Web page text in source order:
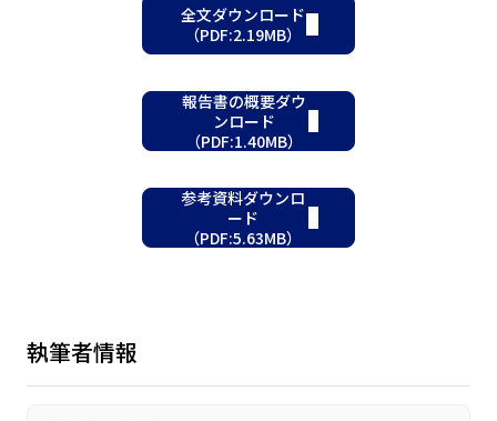
全文ダウンロード
（PDF:2.19MB）
報告書の概要ダウ
ンロード
（PDF:1.40MB）
参考資料ダウンロ
ード
（PDF:5.63MB）
執筆者情報